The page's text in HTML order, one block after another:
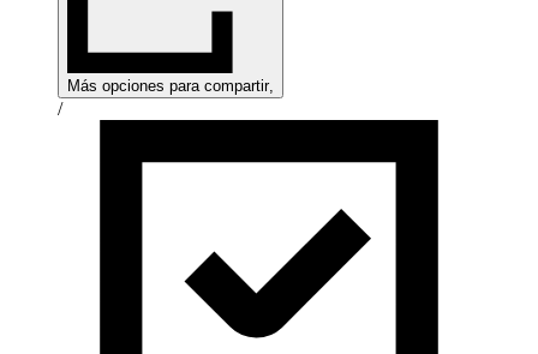
Más opciones para compartir,
/